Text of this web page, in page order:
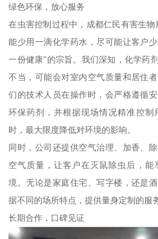
绿色环保，放心服务
在虫害控制过程中，成都仁民有害生
能少用一滴化学药水，尽可能让客户
一份健康”的宗旨。我们深知，化学药
不当，可能会对室内空气质量和居住
们的技术人员在操作时，会严格遵循
环保药剂，并根据现场情况精准控制
时，最大限度降低对环境的影响。
同时，公司还提供空气治理、加香、
空气质量，让客户在灭鼠除虫后，能
境。无论是家庭住宅、写字楼，还是
据不同的场所特点，提供量身定制的服
长期合作，口碑见证